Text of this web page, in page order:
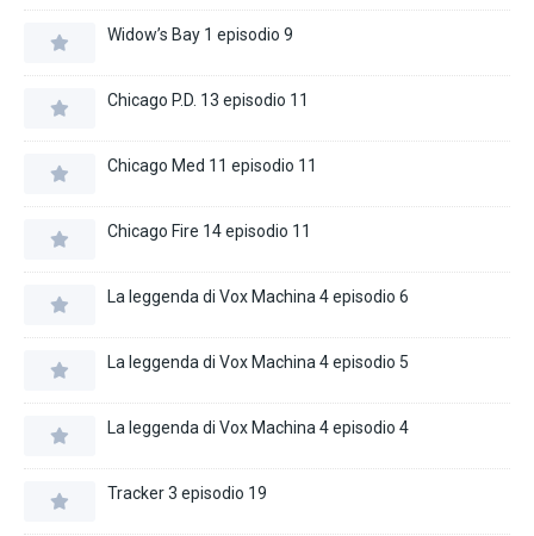
Widow’s Bay 1 episodio 9
Chicago P.D. 13 episodio 11
Chicago Med 11 episodio 11
Chicago Fire 14 episodio 11
La leggenda di Vox Machina 4 episodio 6
La leggenda di Vox Machina 4 episodio 5
La leggenda di Vox Machina 4 episodio 4
Tracker 3 episodio 19